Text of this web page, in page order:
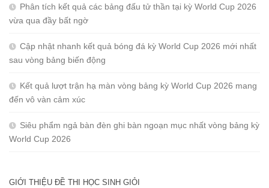
Phân tích kết quả các bảng đấu tử thần tại kỳ World Cup 2026
vừa qua đầy bất ngờ
Cập nhật nhanh kết quả bóng đá kỳ World Cup 2026 mới nhất
sau vòng bảng biến động
Kết quả lượt trận hạ màn vòng bảng kỳ World Cup 2026 mang
đến vô vàn cảm xúc
Siêu phẩm ngả bàn đèn ghi bàn ngoạn mục nhất vòng bảng kỳ
World Cup 2026
GIỚI THIỆU ĐỀ THI HỌC SINH GIỎI